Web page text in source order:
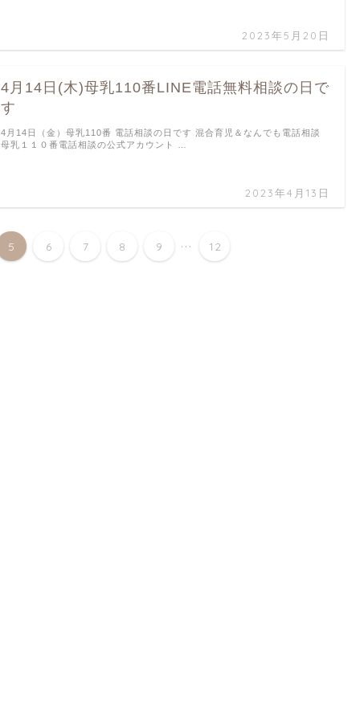
2023年5月20日
4月14日(木)母乳110番LINE電話無料相談の日で
す
2023年4月13日
4月14日（金）母乳110番 電話相談の日です 混合育児＆なんでも電話相談
母乳１１０番電話相談の公式アカウント …
5 6 7 8 9 ... 12